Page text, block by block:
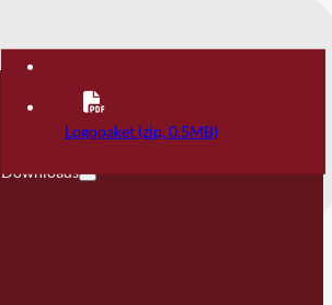
Downloads
Logopaket (zip, 0.5MB)